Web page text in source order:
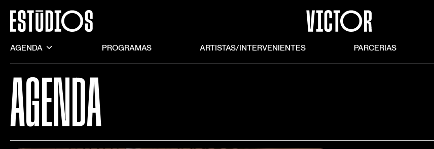
AGENDA PROGRAMAS ARTISTAS/INTERVENIENTES PARCERIAS
AGENDA